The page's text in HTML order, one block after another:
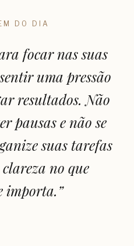
DO DIA
focar nas suas
uma pressão
resultados. Não
pausas e não se
suas tarefas
no que
importa.”